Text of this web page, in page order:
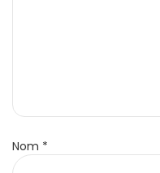
Nom *